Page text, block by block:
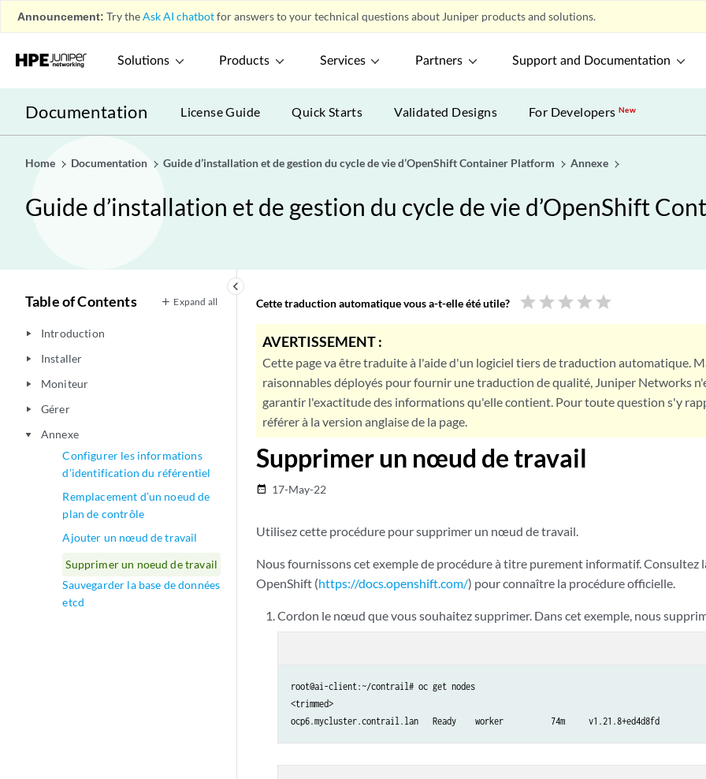
Announcement: Try theAsk AI chatbotfor answers to your technical questions about Juniper products and solutions.
Solutions Products Services Partners Support and Documentation
Documentation License Guide Quick Starts Validated Designs For DevelopersNew
Home Documentation Guide d’installation et de gestion du cycle de vie d’OpenShift Container Platform Annexe
Guide d’installation et de gestion du cycle de vie d’OpenShift
keyboard_arrow_left
Table of Contents Expand all
play_arrow Introduction
play_arrow Installer
play_arrow Moniteur
play_arrow Gérer
play_arrow
Annexe
Configurer les informations
d’identification du référentiel
Remplacement d’un noeud de
plan de contrôle
Ajouter un nœud de travail
Supprimer un noeud de travail
Sauvegarder la base de données
etcd
Cette traduction automatique vous a-t-elle été utile? star star star star star
AVERTISSEMENT :
Cette page va être traduite à l'aide d'un logiciel tiers de traduction automatique.
raisonnables déployés pour fournir une traduction de qualité, Juniper Networks
garantir l'exactitude des informations qu'elle contient. Pour toute question s'y
référer à la version anglaise de la page.
Supprimer un nœud de travail
date_range 17-May-22
Utilisez cette procédure pour supprimer un nœud de travail.
Nous fournissons cet exemple de procédure à titre purement informatif. Consultez
OpenShift (https://docs.openshift.com/) pour connaître la procédure officielle.
Cordon le nœud que vous souhaitez supprimer. Dans cet exemple, nous
root@ai-client:~/contrail# oc get nodes
<trimmed>
ocp6.mycluster.contrail.lan   Ready    worker          74m     v1.21.8+ed4d8fd